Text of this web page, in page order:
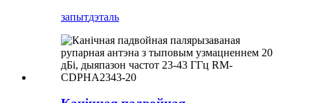
запытдэталь